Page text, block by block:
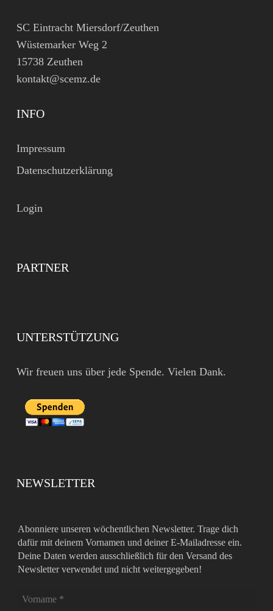
SC Eintracht Miersdorf/Zeuthen
Wüstemarker Weg 2
15738 Zeuthen
kontakt@scemz.de
INFO
Impressum
Datenschutzerklärung
Login
PARTNER
UNTERSTÜTZUNG
Wir freuen uns über jede Spende. Vielen Dank.
NEWSLETTER
Abonniere unseren wöchentlichen Newsletter. Trage dich
dafür mit deinem Vornamen und deiner E-Mailadresse ein.
Deine Daten werden ausschließlich für den Versand des
Newsletter verwendet und nicht weitergegeben!